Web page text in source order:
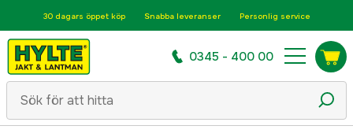
30 dagars öppet köp Snabba leveranser Personlig service
0345 - 400 00